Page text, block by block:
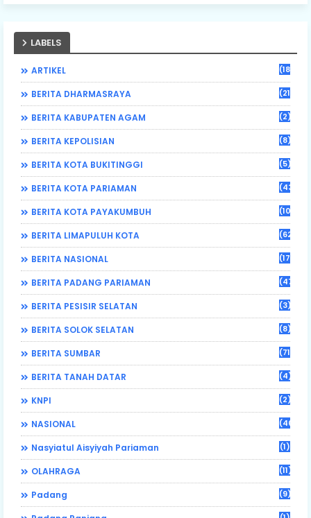
LABELS
ARTIKEL (184)
BERITA DHARMASRAYA (21)
BERITA KABUPATEN AGAM (2)
BERITA KEPOLISIAN (8)
BERITA KOTA BUKITINGGI (5)
BERITA KOTA PARIAMAN (43)
BERITA KOTA PAYAKUMBUH (108)
BERITA LIMAPULUH KOTA (62)
BERITA NASIONAL (17)
BERITA PADANG PARIAMAN (470)
BERITA PESISIR SELATAN (3)
BERITA SOLOK SELATAN (8)
BERITA SUMBAR (71)
BERITA TANAH DATAR (4)
KNPI (2)
NASIONAL (46)
Nasyiatul Aisyiyah Pariaman (1)
OLAHRAGA (11)
Padang (9)